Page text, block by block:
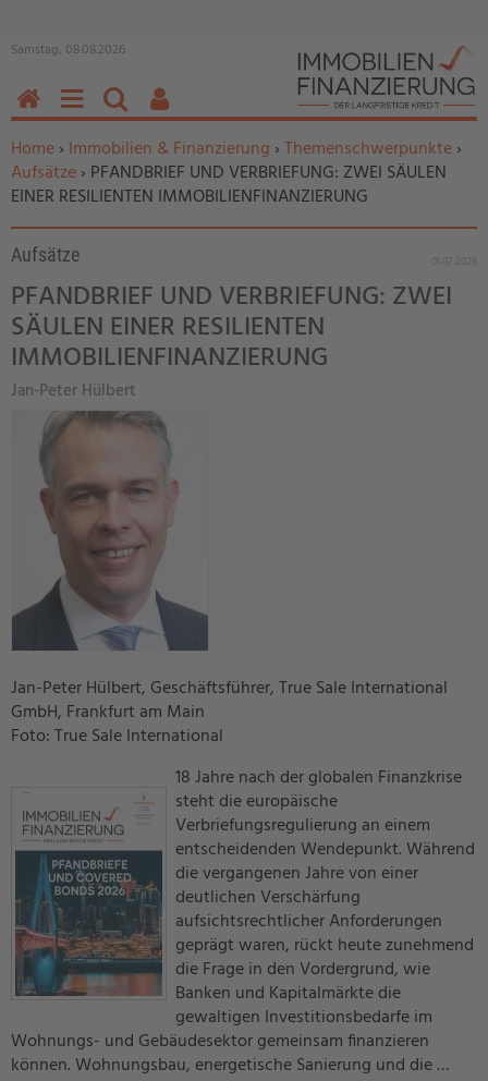
Samstag, 08.08.2026
Sie befinden sich hier:
Home› Immobilien & Finanzierung ›Themenschwerpunkte›
Aufsätze› PFANDBRIEF UND VERBRIEFUNG: ZWEI SÄULEN
EINER RESILIENTEN IMMOBILIENFINANZIERUNG
Aufsätze
PFANDBRIEF UND VERBRIEFUNG: ZWEI
SÄULEN EINER RESILIENTEN
IMMOBILIENFINANZIERUNG
Jan-Peter Hülbert
Jan-Peter Hülbert, Geschäftsführer, True Sale International
GmbH, Frankfurt am Main
Foto: True Sale International
18 Jahre nach der globalen Finanzkrise
steht die europäische
Verbriefungsregulierung an einem
entscheidenden Wendepunkt. Während
die vergangenen Jahre von einer
deutlichen Verschärfung
aufsichtsrechtlicher Anforderungen
geprägt waren, rückt heute zunehmend
die Frage in den Vordergrund, wie
Banken und Kapitalmärkte die
gewaltigen Investitionsbedarfe im
Wohnungs- und Gebäudesektor gemeinsam finanzieren
können. Wohnungsbau, energetische Sanierung und die …
HOMEMENÜSUCHEN
BENUTZERFUNKTIONEN